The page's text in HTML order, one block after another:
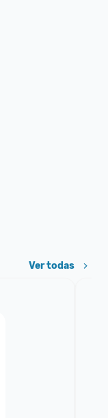
Ver todas